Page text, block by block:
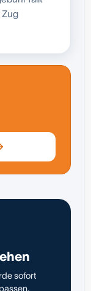
Zug
sofort